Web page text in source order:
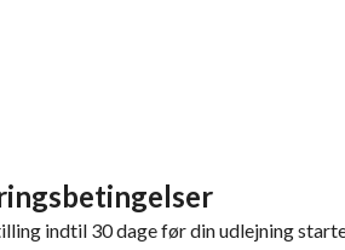
indtil 30 dage før din udlejning